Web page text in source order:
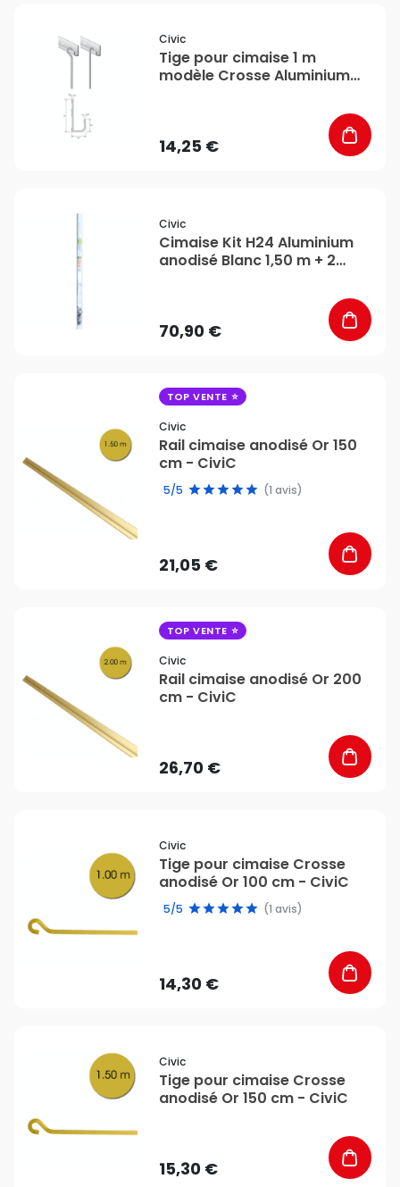
Civic
Tige pour cimaise 1 m
modèle Crosse Aluminium
14,25 €
Civic
Cimaise Kit H24 Aluminium
anodisé Blanc 1,50 m + 2
70,90 €
TOP VENTE
Civic
Rail cimaise anodisé Or 150
cm - CiviC
5/5 (1 avis)
21,05 €
TOP VENTE
Civic
Rail cimaise anodisé Or 200
cm - CiviC
26,70 €
Civic
Tige pour cimaise Crosse
anodisé Or 100 cm - CiviC
5/5 (1 avis)
14,30 €
Civic
Tige pour cimaise Crosse
anodisé Or 150 cm - CiviC
15,30 €